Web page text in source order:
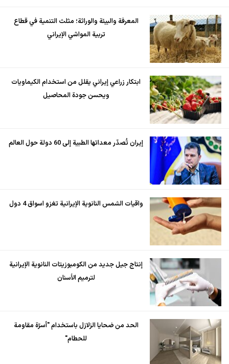
المعرفة والبيئة والوراثة؛ مثلث التنمية في قطاع
تربية المواشي الإيراني
ابتكار زراعي إيراني يقلل من استخدام الكيماويات
ويحسن جودة المحاصيل
إيران تُصدّر معداتها الطبية إلى 60 دولة حول العالم
واقيات الشمس النانوية الإيرانية تغزو اسواق 4 دول
إنتاج جيل جديد من الكومبوزيتات النانوية الإيرانية
لترميم الأسنان
الحد من ضحايا الزلازل باستخدام "أسرّة مقاومة
للحطام"